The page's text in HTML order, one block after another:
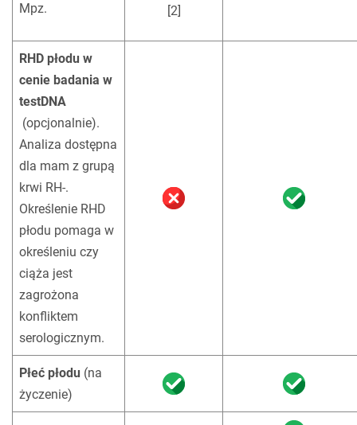
Mpz.
[2]
RHD płodu w
cenie badania w
testDNA
(opcjonalnie).
Analiza dostępna
dla mam z grupą
krwi RH-.
Określenie RHD
płodu pomaga w
określeniu czy
ciąża jest
zagrożona
konfliktem
serologicznym.
Płeć płodu (na
życzenie)